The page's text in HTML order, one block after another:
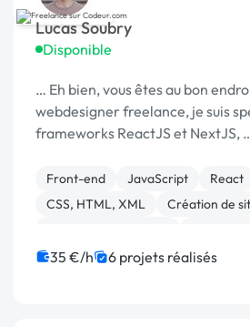
Lucas Soubry
Disponible
… Eh bien, vous êtes au bon
webdesigner freelance, je suis
frameworks ReactJS et NextJS,
Front-end JavaScript
React
CSS, HTML, XML
Création de
35 €/h 6 projets réalisés